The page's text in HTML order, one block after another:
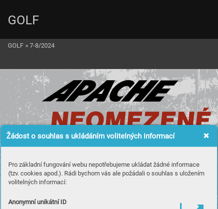
Žádost o souhlas s ukládáním volitelných informací
Pro základní fungování webu nepotřebujeme ukládat žádné informace
(tzv. cookies apod.). Rádi bychom vás ale požádali o souhlas s uložením
volitelných informací:
Anonymní unikátní ID
GOLF
GOLF » 7-8/2024